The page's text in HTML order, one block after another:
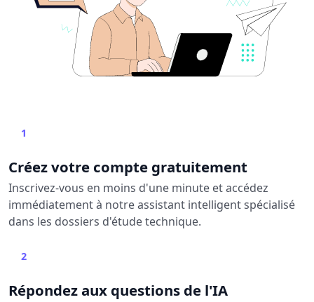
1
Créez votre compte gratuitement
Inscrivez-vous en moins d'une minute et accédez
immédiatement à notre assistant intelligent spécialisé
dans les dossiers d'étude technique.
2
Répondez aux questions de l'IA